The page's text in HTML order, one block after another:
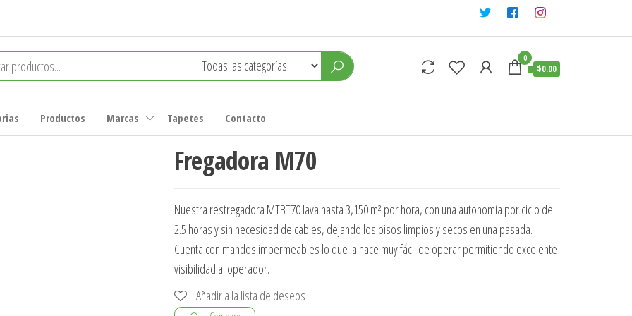
0
$0.00
Productos Marcas Tapetes Contacto
Fregadora M70
Nuestra restregadora MTBT70 lava hasta 3,150 m² por hora, con una autonomía por ciclo de
2.5 horas y sin necesidad de cables, dejando los pisos limpios y secos en una pasada.
Cuenta con mandos impermeables lo que la hace muy fácil de operar permitiendo excelente
visibilidad al operador.
Añadir a la lista de deseos